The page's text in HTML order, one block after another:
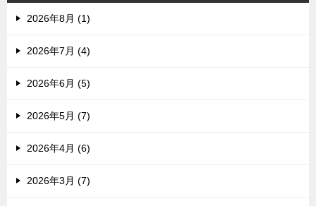
2026年8月 (1)
2026年7月 (4)
2026年6月 (5)
2026年5月 (7)
2026年4月 (6)
2026年3月 (7)